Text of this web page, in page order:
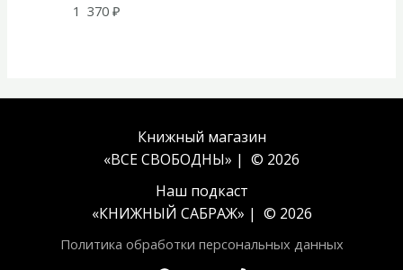
1 370 ₽
Книжный магазин
«ВСЕ СВОБОДНЫ» | © 2026
Наш подкаст
«КНИЖНЫЙ САБРАЖ» | © 2026
Политика обработки персональных данных